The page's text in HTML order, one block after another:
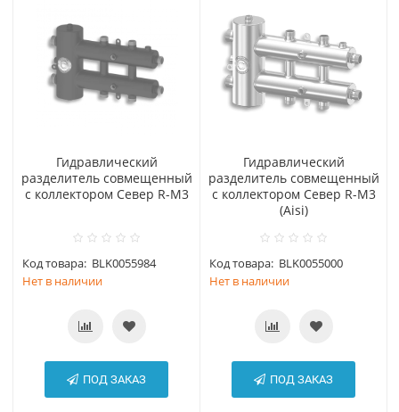
Гидравлический
разделитель совмещенный
с коллектором Север R-М3
Код товара: BLK0055984
Нет в наличии
ПОД ЗАКАЗ
Гидравлический
разделитель совмещенный
с коллектором Север R-М3
(Aisi)
Код товара: BLK0055000
Нет в наличии
ПОД ЗАКАЗ